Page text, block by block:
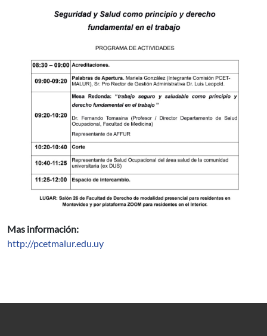
Mas información:
http://pcetmalur.edu.uy